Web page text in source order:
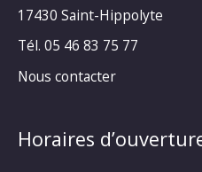
17430 Saint-Hippolyte
Tél. 05 46 83 75 77
Nous contacter
Horaires